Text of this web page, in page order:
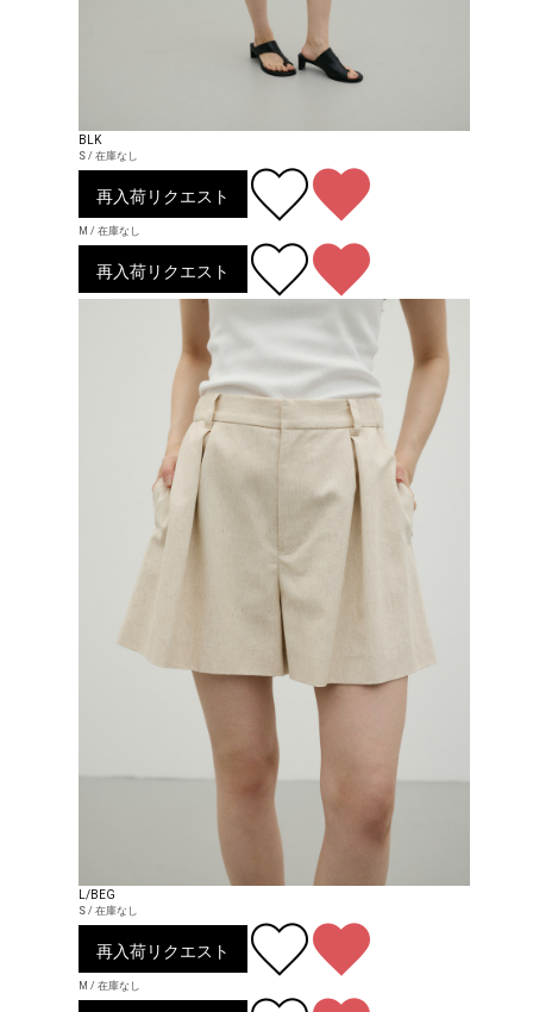
BLK
S / 在庫なし
再入荷リクエスト
M / 在庫なし
再入荷リクエスト
L/BEG
S / 在庫なし
再入荷リクエスト
M / 在庫なし